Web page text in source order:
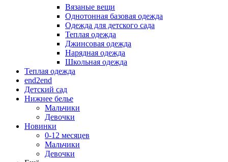
Вязаные вещи
Однотонная базовая одежда
Одежда для детского сада
Теплая одежда
Джинсовая одежда
Нарядная одежда
Школьная одежда
Теплая одежда
end2end
Детский сад
Нижнее белье
Мальчики
Девочки
Новинки
0-12 месяцев
Мальчики
Девочки